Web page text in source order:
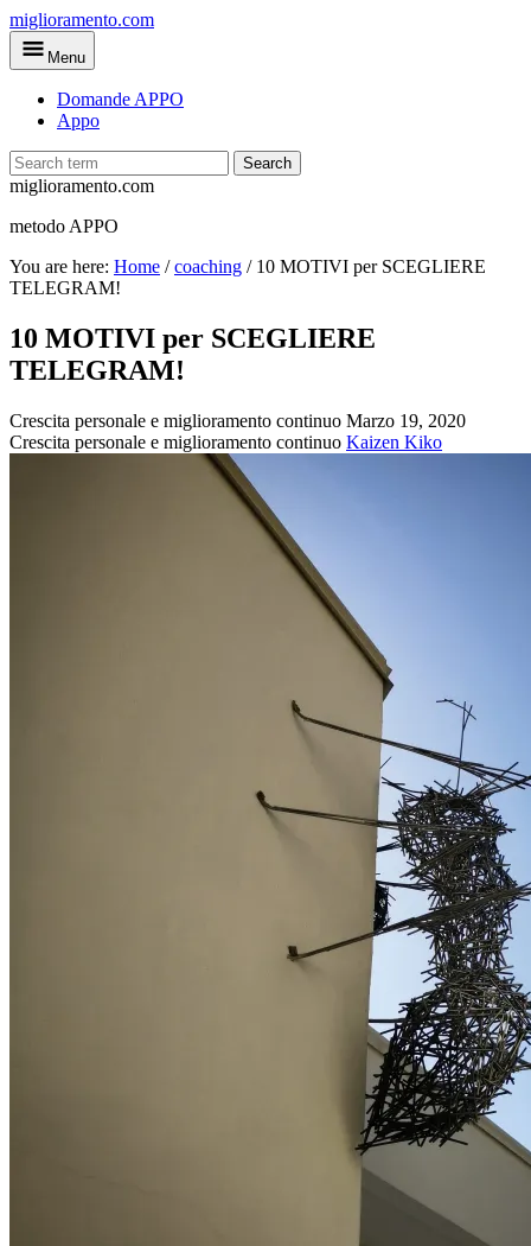
Skip
to
main
miglioramento.com
Menu
Domande APPO
Appo
Search
miglioramento.com
metodo APPO
You are here: Home /coaching / 10 MOTIVI per SCEGLIERE
TELEGRAM!
10 MOTIVI per SCEGLIERE
TELEGRAM!
Crescita personale e miglioramento continuo Marzo 19, 2020
Crescita personale e miglioramento continuo Kaizen Kiko